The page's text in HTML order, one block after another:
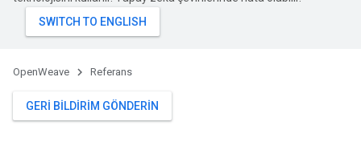
OpenWeave Referans
GERI BILDIRIM GÖNDERIN